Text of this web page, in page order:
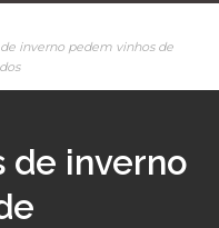
inverno pedem vinhos de
de inverno